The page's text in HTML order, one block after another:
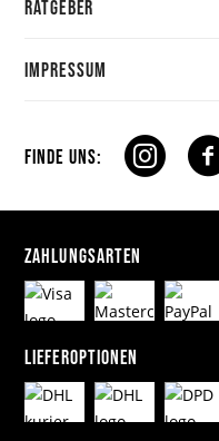
RATGEBER
IMPRESSUM
FINDE UNS:
ZAHLUNGSARTEN
LIEFEROPTIONEN